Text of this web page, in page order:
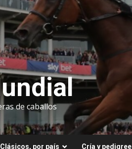
de caballos
Clásicos, por país Cría y pedigree